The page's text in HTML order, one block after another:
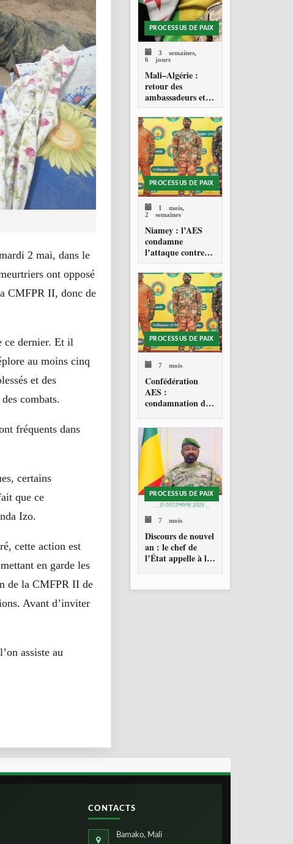
2 mai, dans le
ont opposé
CMFPR II, donc de
ce dernier. Et il
au moins cinq
et des
combats.
fréquents dans
certains
que ce
Izo.
cette action est
en garde les
de la CMFPR II de
Avant d’inviter
assiste au
PROCESSUS DE PAIX
3 semaines,
6 jours
Mali–Algérie :
retour des
ambassadeurs et
réouverture des
espaces aériens
PROCESSUS DE PAIX
1 mois,
2 semaines
Niamey : l’AES
condamne
l’attaque contre
l’aéroport Diori
Hamani
PROCESSUS DE PAIX
7 mois
Confédération
AES :
condamnation de
américaine au
Venezuela
PROCESSUS DE PAIX
7 mois
Discours de nouvel
an : le chef de
l’État appelle à la
CONTACTS
Bamako, Mali